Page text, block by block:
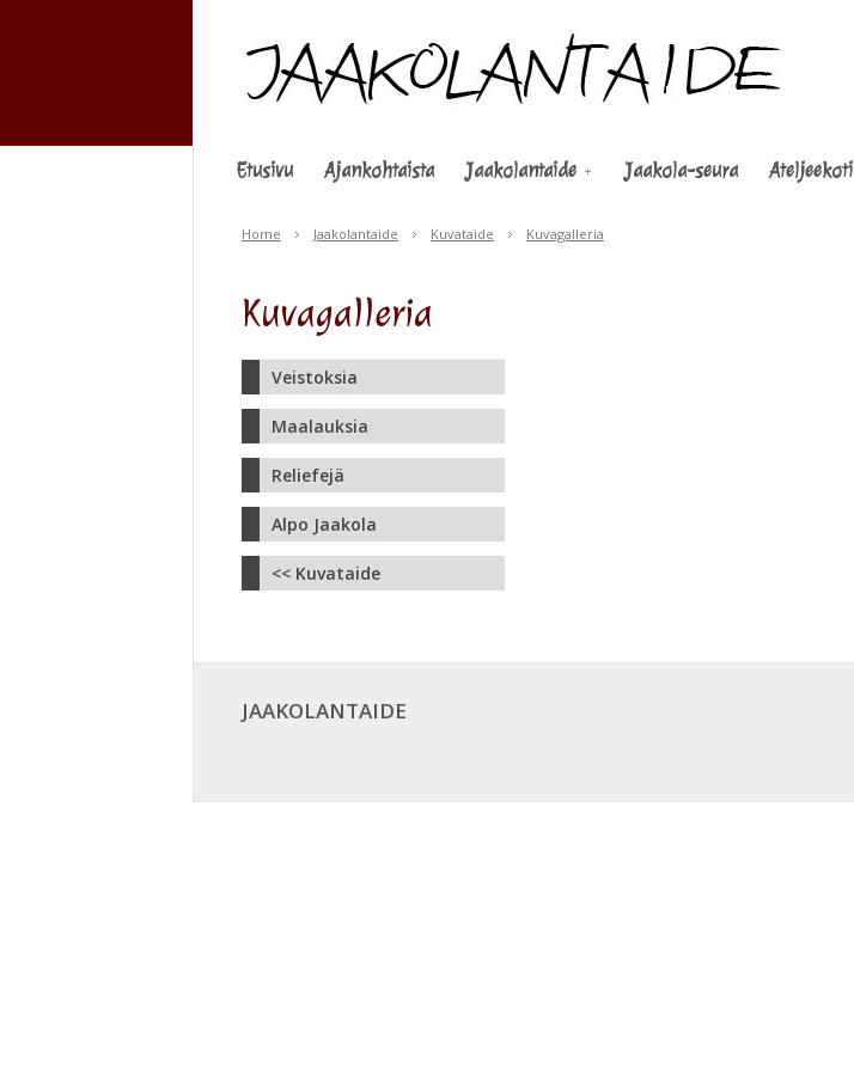
Etusivu Ajankohtaista Jaakolantaide Jaakola-seura Ateljeekoti
Home Jaakolantaide Kuvataide Kuvagalleria
Kuvagalleria
Veistoksia
Maalauksia
Reliefejä
Alpo Jaakola
<< Kuvataide
JAAKOLANTAIDE